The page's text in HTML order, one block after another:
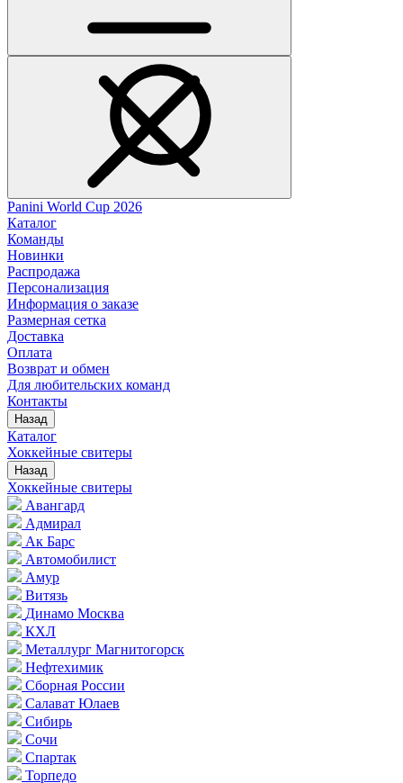
Panini World Cup 2026
Каталог
Команды
Новинки
Распродажа
Персонализация
Информация о заказе
Размерная сетка
Доставка
Оплата
Возврат и обмен
Для любительских команд
Контакты
Назад
Каталог
Хоккейные свитеры
Назад
Хоккейные свитеры
Авангард
Адмирал
Ак Барс
Автомобилист
Амур
Витязь
Динамо Москва
КХЛ
Металлург Магнитогорск
Нефтехимик
Сборная России
Салават Юлаев
Сибирь
Сочи
Спартак
Торпедо